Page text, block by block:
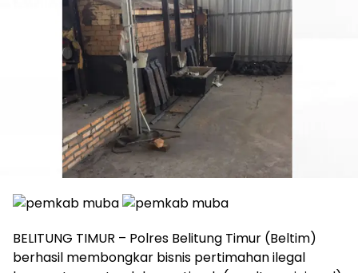
BELITUNG TIMUR – Polres Belitung Timur (Beltim)
berhasil membongkar bisnis pertimahan ilegal